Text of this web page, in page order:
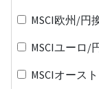
MSCI欧州/円
MSCIユーロ/
MSCIオース